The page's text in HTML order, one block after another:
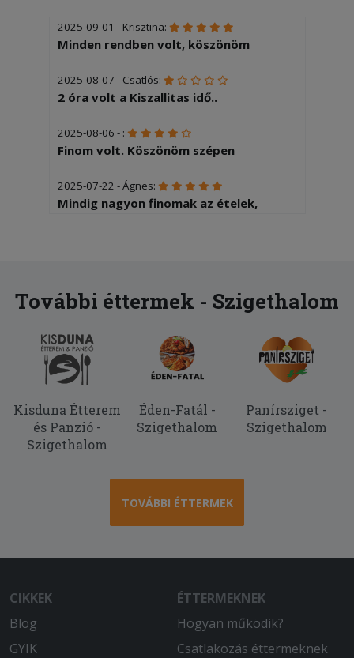
2025-09-01 - Krisztina:
Minden rendben volt, köszönöm
2025-08-07 - Csatlós:
2 óra volt a Kiszallitas idő..
2025-08-06 - :
Finom volt. Köszönöm szépen
2025-07-22 - Ágnes:
Mindig nagyon finomak az ételek,
További éttermek - Szigethalom
Kisduna Étterem
és Panzió -
Szigethalom
Éden-Fatál -
Szigethalom
Panírsziget -
Szigethalom
TOVÁBBI ÉTTERMEK
CIKKEK
Blog
GYIK
ÉTTERMEKNEK
Hogyan működik?
Csatlakozás éttermeknek